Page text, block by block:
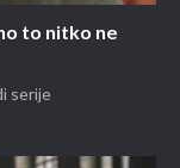
to nitko ne
serije